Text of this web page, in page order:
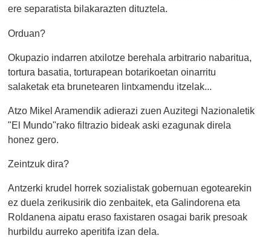
ere separatista bilakarazten dituztela.
Orduan?
Okupazio indarren atxilotze berehala arbitrario nabaritua,
tortura basatia, torturapean botarikoetan oinarritu
salaketak eta brunetearen lintxamendu itzelak...
Atzo Mikel Aramendik adierazi zuen Auzitegi Nazionaletik
"El Mundo"rako filtrazio bideak aski ezagunak direla
honez gero.
Zeintzuk dira?
Antzerki krudel horrek sozialistak gobernuan egotearekin
ez duela zerikusirik dio zenbaitek, eta Galindorena eta
Roldanena aipatu eraso faxistaren osagai barik presoak
hurbildu aurreko aperitifa izan dela.